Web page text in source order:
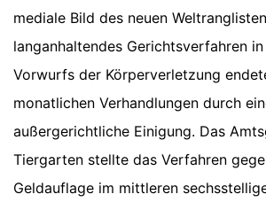
mediale Bild des neuen
langanhaltendes Gerichtsverfahren
Vorwurfs der Körperverletzung
monatlichen Verhandlungen durch
außergerichtliche Einigung. Das
Tiergarten stellte das Verfahren
Geldauflage im mittleren